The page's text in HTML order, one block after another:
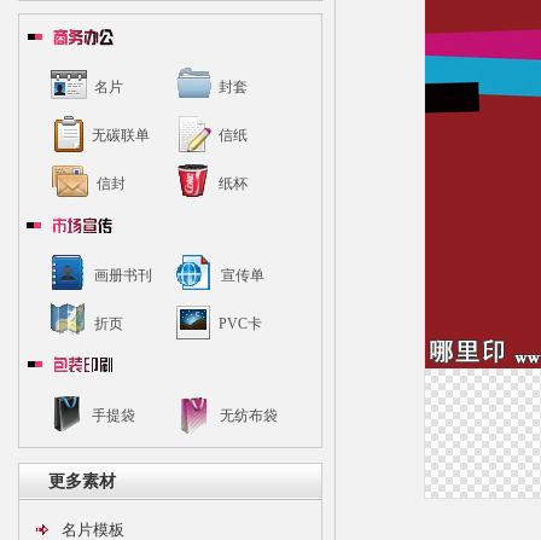
名片 封套
无碳联单 信纸
信封 纸杯
画册书刊 宣传单
折页 PVC卡
手提袋 无纺布袋
更多素材
名片模板